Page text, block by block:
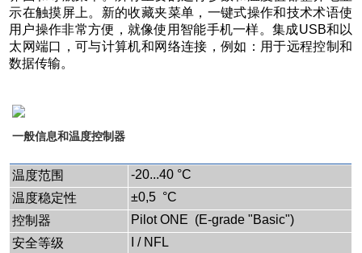
示在触摸屏上。新的收藏夹菜单，一键式操作和技术术语使
用户操作非常方便，就像使用智能手机一样。集成USB和以
太网端口，可与计算机和网络连接，例如：用于远程控制和
数据传输。
一般信息和温度控制器
温度范围
-20...40 °C
温度稳定性
±0,5 °C
控制器
Pilot ONE (E-grade "Basic")
安全等级
I / NFL